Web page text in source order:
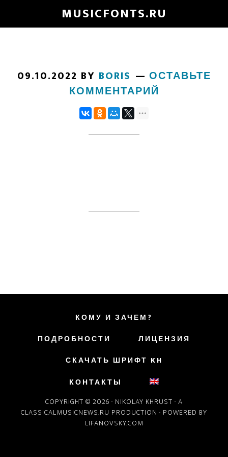
to
MUSICFONTS.RU
09.10.2022 BY BORIS
ОСТАВЬТЕ
КОММЕНТАРИЙ
КОМУ И ЗАЧЕМ?
ПОДРОБНОСТИ
ЛИЦЕНЗИЯ
СКАЧАТЬ ШРИФТ KH
КОНТАКТЫ
COPYRIGHT © 2026 · NIKOLAY KHRUST · A
CLASSICALMUSICNEWS.RU PRODUCTION · POWERED BY
LIFANOVSKY.COM